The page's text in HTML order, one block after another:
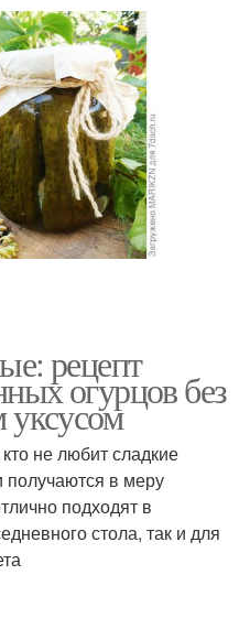
рецепт
огурцов без
уксусом
не любит сладкие
получаются в меру
подходят в
стола, так и для